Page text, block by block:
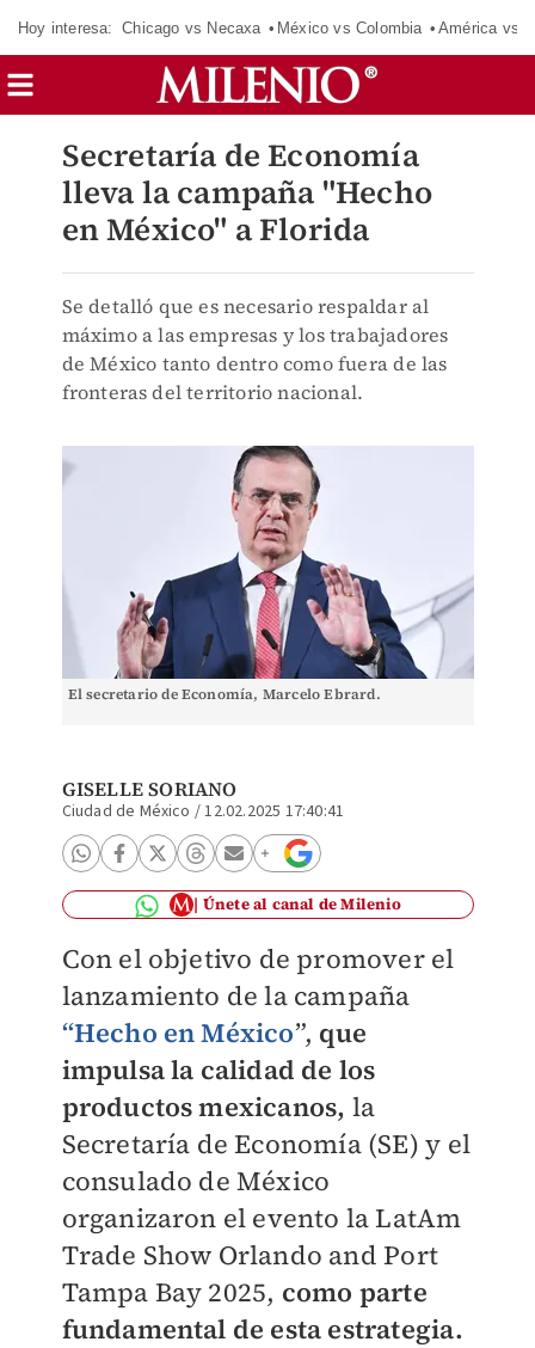
Hoy interesa: Chicago vs Necaxa México vs Colombia América vs
Secretaría de Economía
lleva la campaña "Hecho
en México" a Florida
Se detalló que es necesario respaldar al
máximo a las empresas y los trabajadores
de México tanto dentro como fuera de las
fronteras del territorio nacional.
El secretario de Economía, Marcelo Ebrard.
GISELLE SORIANO
Ciudad de México /12.02.2025 17:40:41
Únete al canal de Milenio
Con el objetivo de promover el
lanzamiento de la campaña
“Hecho en México”, que
impulsa la calidad de los
productos mexicanos, la
Secretaría de Economía (SE) y el
consulado de México
organizaron el evento la LatAm
Trade Show Orlando and Port
Tampa Bay 2025, como parte
fundamental de esta estrategia.